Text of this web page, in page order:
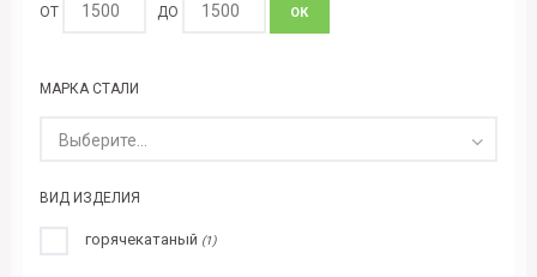
ОТ ДО ОК
МАРКА СТАЛИ
Выберите...
ВИД ИЗДЕЛИЯ
горячекатаный (1)